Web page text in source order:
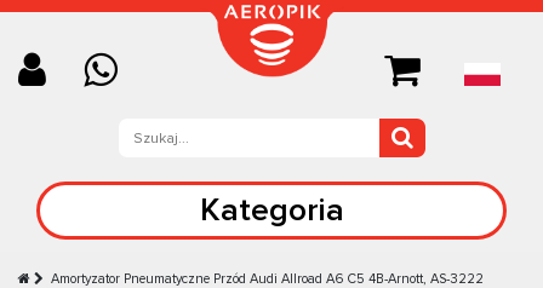
Kategoria
Amortyzator Pneumatyczne Przód Audi Allroad A6 C5 4B-Arnott, AS-3222